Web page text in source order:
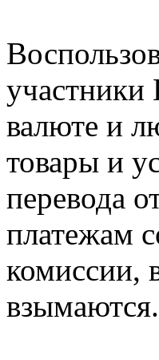
валюте и
товары и
перевода
платежам
комиссии,
взымаются.